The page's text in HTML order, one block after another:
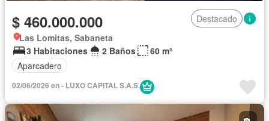
$ 460.000.000
Destacado
Las Lomitas, Sabaneta
3 Habitaciones
2 Baños
60 m²
Aparcadero
02/06/2026 en - LUXO CAPITAL S.A.S.